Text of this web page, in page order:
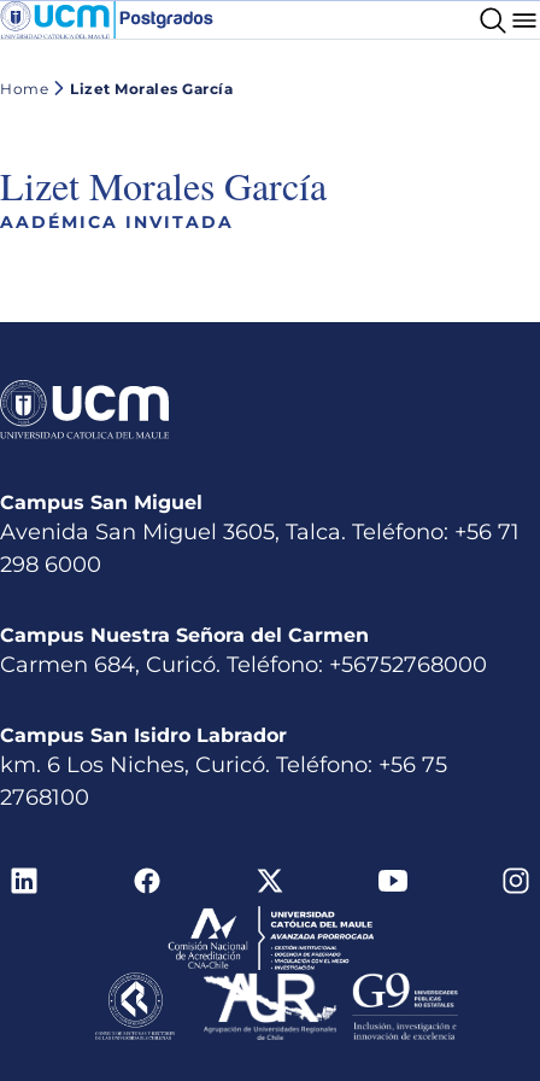
Home Lizet Morales García
Lizet Morales García
AADÉMICA INVITADA
Campus San Miguel
Avenida San Miguel 3605, Talca. Teléfono: +56 71
298 6000
Campus Nuestra Señora del Carmen
Carmen 684, Curicó. Teléfono: +56752768000
Campus San Isidro Labrador
km. 6 Los Niches, Curicó. Teléfono: +56 75
2768100